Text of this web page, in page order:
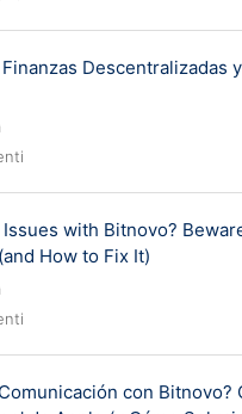
Descentralizadas
with Bitnovo?
How to Fix It)
con Bitnovo?